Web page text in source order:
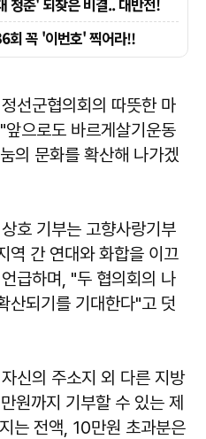
선군협의회의 따뜻한 마
으로도 바르게살기운동
의 문화를 확산해 나가겠
호 기부는 고향사랑기부
역 간 연대와 화합을 이끄
급하며, "두 협의회의 나
산되기를 기대한다"고 덧
신의 주소지 외 다른 지방
원까지 기부할 수 있는 제
는 전액, 10만원 초과분은